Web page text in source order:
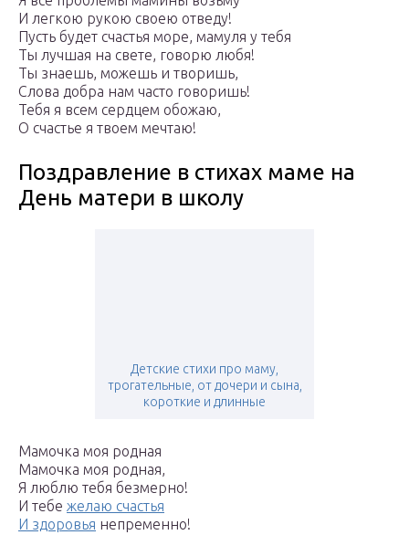
И легкою рукою своею отведу!
Пусть будет счастья море, мамуля у тебя
Ты лучшая на свете, говорю любя!
Ты знаешь, можешь и творишь,
Слова добра нам часто говоришь!
Тебя я всем сердцем обожаю,
О счастье я твоем мечтаю!
Поздравление в стихах маме на
День матери в школу
Детские стихи про маму,
трогательные, от дочери и сына,
короткие и длинные
Мамочка моя родная
Мамочка моя родная,
Я люблю тебя безмерно!
И тебе желаю счастья
И здоровья непременно!